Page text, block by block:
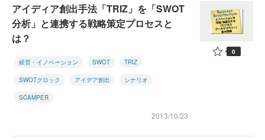
アイディア創出手法「TRIZ」を「SWOT
分析」と連携する戦略策定プロセスと
は？
経営・イノベーション SWOT TRIZ
SWOTクロック アイデア創出 シナリオ
SCAMPER
2013/10/23
0